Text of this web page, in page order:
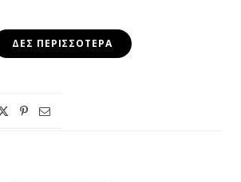
ΔΕΣ ΠΕΡΙΣΣΌΤΕΡΑ